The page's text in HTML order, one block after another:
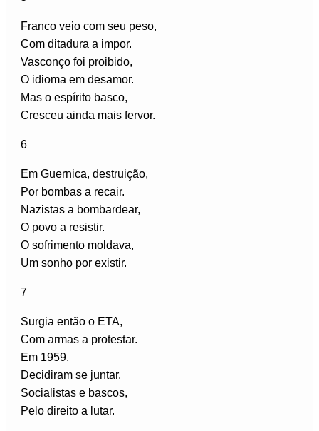
Franco veio com seu peso,
Com ditadura a impor.
Vasconço foi proibido,
O idioma em desamor.
Mas o espírito basco,
Cresceu ainda mais fervor.
6
Em Guernica, destruição,
Por bombas a recair.
Nazistas a bombardear,
O povo a resistir.
O sofrimento moldava,
Um sonho por existir.
7
Surgia então o ETA,
Com armas a protestar.
Em 1959,
Decidiram se juntar.
Socialistas e bascos,
Pelo direito a lutar.